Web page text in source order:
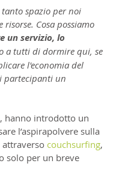
spazio per noi
Cosa possiamo
un servizio, lo
a tutti di dormire qui, se
l'economia del
partecipanti un
hanno introdotto un
l’aspirapolvere sulla
attraverso couchsurfing,
solo per un breve